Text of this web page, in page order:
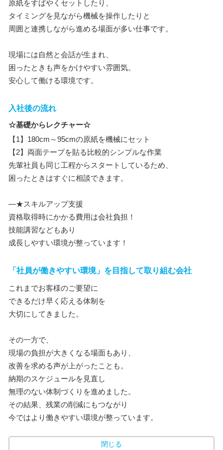
原紙をすばやくセットしたり、
タイミングを見ながら機械を操作したりと
周囲と連携しながら進める場面が多い仕事です。
現場には自然と会話が生まれ、
困ったときも声をかけやすい雰囲気。
安心して働ける環境です。
入社後の流れ
☆基礎からレクチャー☆
【1】180cm～95cmの原紙を機械にセット
【2】両面テープを貼る比較的シンプルな作業
先輩社員も同じ工程からスタートしているため、
困ったときはすぐに相談できます。
―★スキルアップ支援
資格取得時にかかる費用は会社負担！
技能講習などもあり
成長しやすい環境が整っています！
「社員が働きやすい環境」を目指して取り組む会社
これまでお客様のご要望に
できるだけ早く応える体制を
大切にしてきました。
その一方で、
現場の負担が大きくなる場面もあり、
改善を求める声が上がったことも。
納期のスケジュールを見直し
無理のない体制づくりを進めました。
その結果、残業の削減にもつながり
今ではより働きやすい環境が整っています。
閉じる